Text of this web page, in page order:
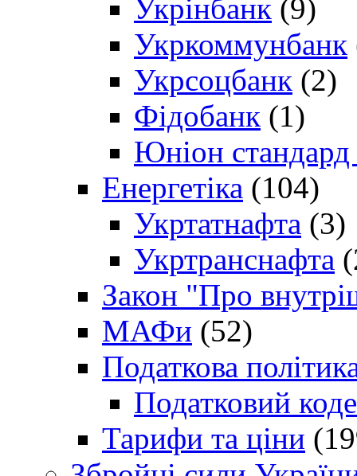
Укрінбанк (9)
Укркоммунбанк
Укрсоцбанк (2)
Фідобанк (1)
Юніон стандард
Енергетіка (104)
Укртатнафта (3)
Укртранснафта
Закон "Про
МАФи (52)
Податкова
Податковий
Тарифи та ціни